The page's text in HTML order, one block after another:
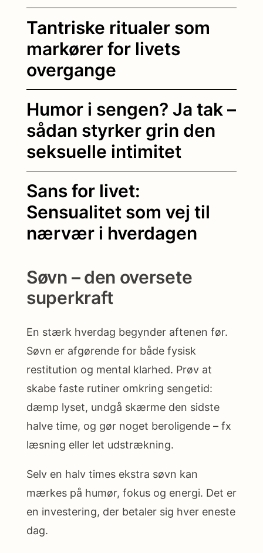
Tantriske ritualer som
markører for livets
overgange
Humor i sengen? Ja tak –
sådan styrker grin den
seksuelle intimitet
Sans for livet:
Sensualitet som vej til
nærvær i hverdagen
Søvn – den oversete
superkraft
En stærk hverdag begynder aftenen før.
Søvn er afgørende for både fysisk
restitution og mental klarhed. Prøv at
skabe faste rutiner omkring sengetid:
dæmp lyset, undgå skærme den sidste
halve time, og gør noget beroligende – fx
læsning eller let udstrækning.
Selv en halv times ekstra søvn kan
mærkes på humør, fokus og energi. Det er
en investering, der betaler sig hver eneste
dag.